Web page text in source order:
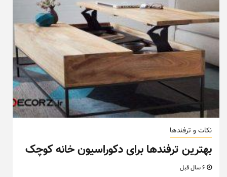
نکات و ترفندها
بهترین ترفندها برای دکوراسیون خانه کوچک